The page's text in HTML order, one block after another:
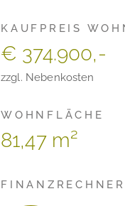
KAUFPREIS
€ 374.900,-
zzgl. Nebenkosten
WOHNFLÄCHE
81,47 m²
FINANZRECHNER